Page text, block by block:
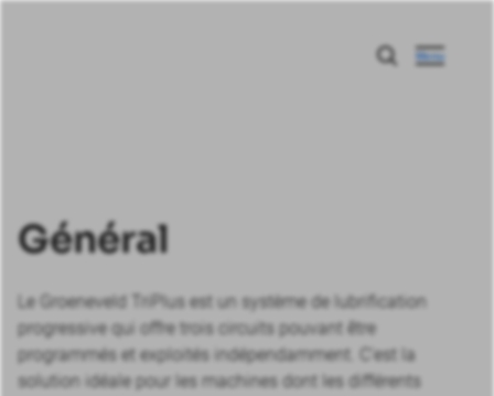
Menu
Général
Le Groeneveld TriPlus est un système de lubrification
progressive qui offre trois circuits pouvant être
programmés et exploités indépendamment. C’est la
solution idéale pour les machines dont les différents